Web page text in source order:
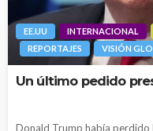
EE.UU INTERNACIONAL
REPORTAJES
VISIÓN
Un último pedido
Donald Trump había perdido